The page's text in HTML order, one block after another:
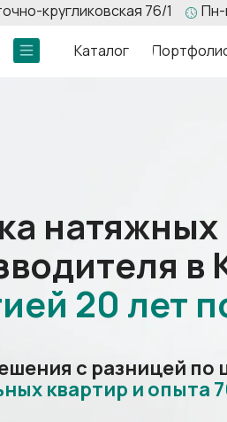
Пн-
кругликовская 76/1
Каталог
в
20 лет
с разницей по
квартир и опыта